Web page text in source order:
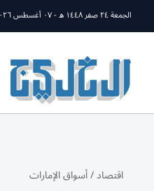
الجمعة ٢٤ صفر ١٤٤٨ ه - ٠٧ أغسطس ٢٠٢٦
اقتصاد/أسواق الإمارات